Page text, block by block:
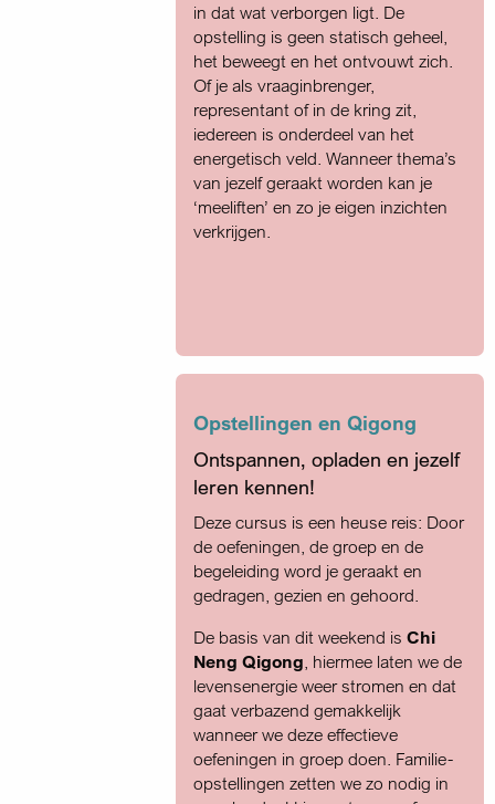
in dat wat verborgen ligt. De
opstelling is geen statisch geheel,
het beweegt en het ontvouwt zich.
Of je als vraaginbrenger,
representant of in de kring zit,
iedereen is onderdeel van het
energetisch veld. Wanneer thema’s
van jezelf geraakt worden kan je
‘meeliften’ en zo je eigen inzichten
verkrijgen.
Opstellingen en Qigong
Ontspannen, opladen en jezelf
leren kennen!
Deze cursus is een heuse reis: Door
de oefeningen, de groep en de
begeleiding word je geraakt en
gedragen, gezien en gehoord.
De basis van dit weekend isChi
Neng Qigong, hiermee laten we de
levensenergie weer stromen en dat
gaat verbazend gemakkelijk
wanneer we deze effectieve
oefeningen in groep doen. Familie-
opstellingen zetten we zo nodig in